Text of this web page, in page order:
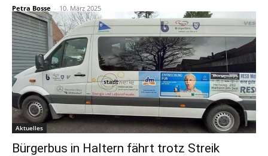
Petra Bosse - 10. März 2025
Aktuelles
Bürgerbus in Haltern fährt trotz Streik